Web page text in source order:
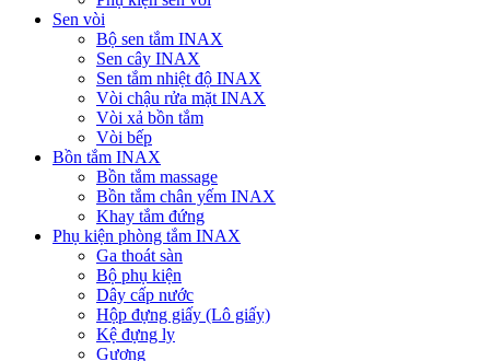
Sen vòi
Bộ sen tắm INAX
Sen cây INAX
Sen tắm nhiệt độ INAX
Vòi chậu rửa mặt INAX
Vòi xả bồn tắm
Vòi bếp
Bồn tắm INAX
Bồn tắm massage
Bồn tắm chân yếm INAX
Khay tắm đứng
Phụ kiện phòng tắm INAX
Ga thoát sàn
Bộ phụ kiện
Dây cấp nước
Hộp đựng giấy (Lô giấy)
Kệ đựng ly
Gương